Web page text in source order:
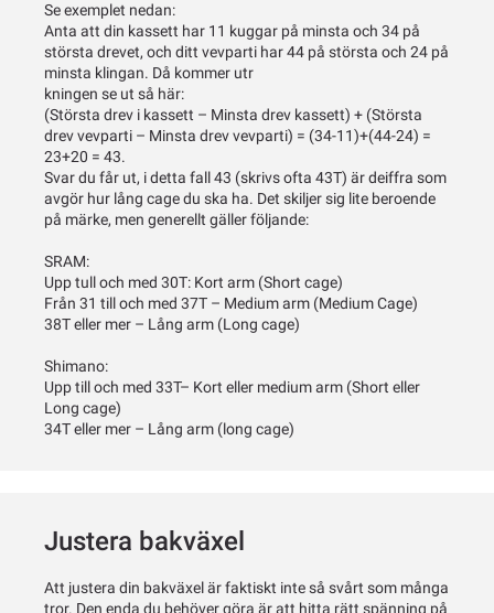
Se exemplet nedan:
Anta att din kassett har 11 kuggar på minsta och 34 på
största drevet, och ditt vevparti har 44 på största och 24 på
minsta klingan. Då kommer utr
kningen se ut så här:
(Största drev i kassett – Minsta drev kassett) + (Största
drev vevparti – Minsta drev vevparti) = (34-11)+(44-24) =
23+20 = 43.
Svar du får ut, i detta fall 43 (skrivs ofta 43T) är deiffra som
avgör hur lång cage du ska ha. Det skiljer sig lite beroende
på märke, men generellt gäller följande:
SRAM:
Upp tull och med 30T: Kort arm (Short cage)
Från 31 till och med 37T – Medium arm (Medium Cage)
38T eller mer – Lång arm (Long cage)
Shimano:
Upp till och med 33T– Kort eller medium arm (Short eller
Long cage)
34T eller mer – Lång arm (long cage)
Justera bakväxel
Att justera din bakväxel är faktiskt inte så svårt som många
tror. Den enda du behöver göra är att hitta rätt spänning på